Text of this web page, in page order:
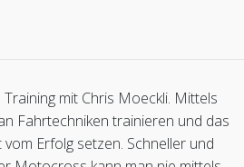
mit Chris Moeckli. Mittels
Fahrtechniken trainieren und das
vom Erfolg setzen. Schneller und